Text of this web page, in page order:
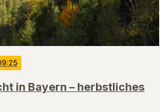
in Bayern – herbstliches